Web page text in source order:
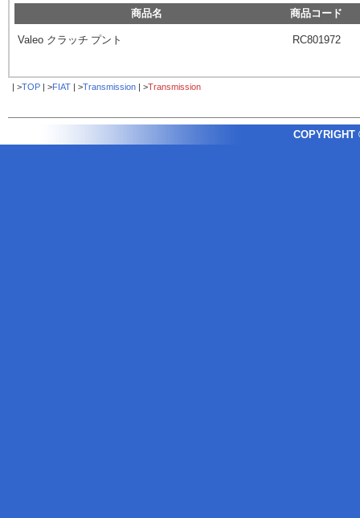
商品名 商品コード
Valeo クラッチ プント RC801972
| >TOP | >FIAT | >Transmission | >Transmission